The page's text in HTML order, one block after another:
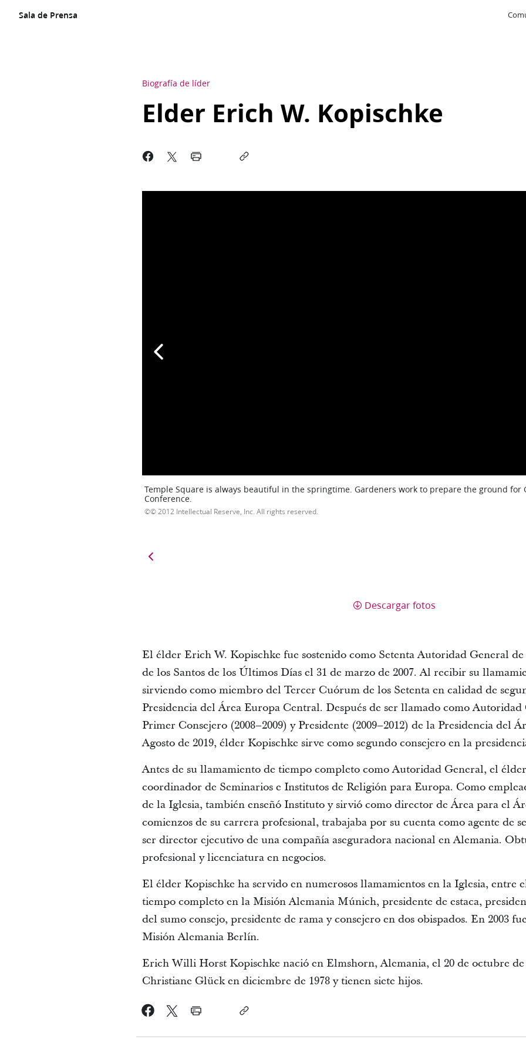
Sala de Prensa
Biografía de líder
Elder Erich W. Kopischke
Temple Square is always beautiful in the springtime. Gardeners work to prepare the ground for
Conference.
© 2012 Intellectual Reserve, Inc. All rights reserved.
Descargar fotos
El élder Erich W. Kopischke fue sostenido como Setenta Autoridad General
de los Santos de los Últimos Días el 31 de marzo de 2007. Al recibir su
sirviendo como miembro del Tercer Cuórum de los Setenta en calidad de
Presidencia del Área Europa Central. Después de ser llamado como
Primer Consejero (2008–2009) y Presidente (2009–2012) de la Presidencia del
Agosto de 2019, élder Kopischke sirve como segundo consejero en la
Antes de su llamamiento de tiempo completo como Autoridad General, el
coordinador de Seminarios e Institutos de Religión para Europa. Como
de la Iglesia, también enseñó Instituto y sirvió como director de Área para el
comienzos de su carrera profesional, trabajaba por su cuenta como agente de
ser director ejecutivo de una compañía aseguradora nacional en Alemania.
profesional y licenciatura en negocios.
El élder Kopischke ha servido en numerosos llamamientos en la Iglesia, entre
tiempo completo en la Misión Alemania Múnich, presidente de estaca,
del sumo consejo, presidente de rama y consejero en dos obispados. En 2003
Misión Alemania Berlín.
Erich Willi Horst Kopischke nació en Elmshorn, Alemania, el 20 de octubre de
Christiane Glück en diciembre de 1978 y tienen siete hijos.